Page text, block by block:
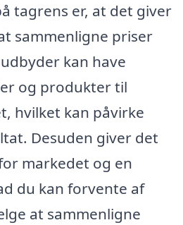
tagrens er, at det giver
sammenligne priser
kan have
og produkter til
hvilket kan påvirke
Desuden giver det
markedet og en
du kan forvente af
at sammenligne